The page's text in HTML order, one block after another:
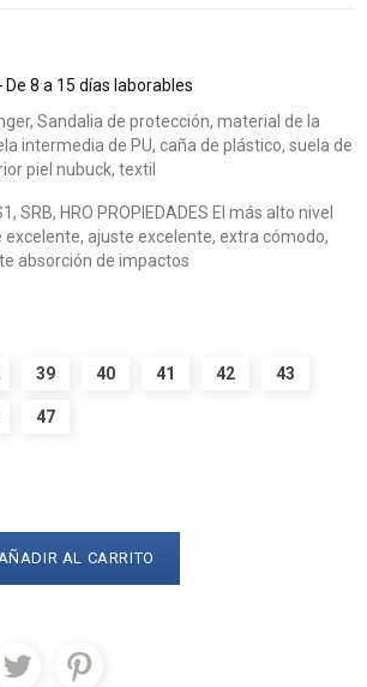
De 8 a 15 días laborables
Sandalia de protección, material de la
intermedia de PU, caña de plástico, suela de
piel nubuck, textil
SRB, HRO PROPIEDADES El más alto nivel
excelente, ajuste excelente, extra cómodo,
absorción de impactos
39 40 41 42 43
47
AÑADIR AL CARRITO